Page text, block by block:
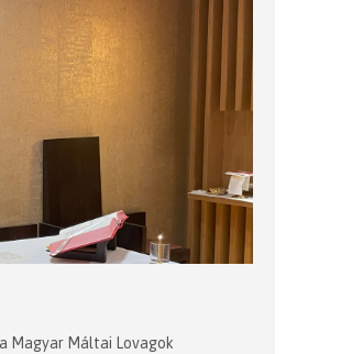
Magyar Máltai Lovagok